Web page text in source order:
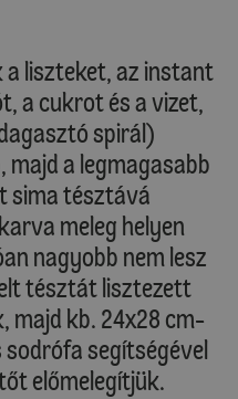
a liszteket, az instant
a cukrot és a vizet,
spirál)
majd a legmagasabb
sima tésztává
meleg helyen
nagyobb nem lesz
tésztát lisztezett
majd kb. 24x28 cm-
segítségével
előmelegítjük.